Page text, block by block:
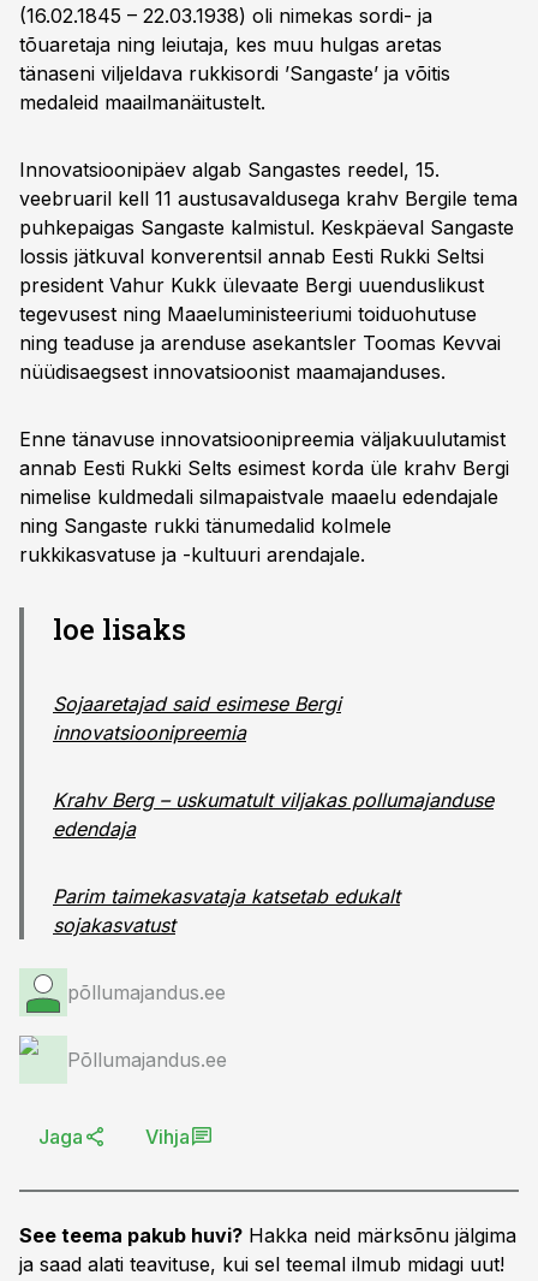
(16.02.1845 – 22.03.1938) oli nimekas sordi- ja
tõuaretaja ning leiutaja, kes muu hulgas aretas
tänaseni viljeldava rukkisordi ’Sangaste’ ja võitis
medaleid maailmanäitustelt.
Innovatsioonipäev algab Sangastes reedel, 15.
veebruaril kell 11 austusavaldusega krahv Bergile tema
puhkepaigas Sangaste kalmistul. Keskpäeval Sangaste
lossis jätkuval konverentsil annab Eesti Rukki Seltsi
president Vahur Kukk ülevaate Bergi uuenduslikust
tegevusest ning Maaeluministeeriumi toiduohutuse
ning teaduse ja arenduse asekantsler Toomas Kevvai
nüüdisaegsest innovatsioonist maamajanduses.
Enne tänavuse innovatsioonipreemia väljakuulutamist
annab Eesti Rukki Selts esimest korda üle krahv Bergi
nimelise kuldmedali silmapaistvale maaelu edendajale
ning Sangaste rukki tänumedalid kolmele
rukkikasvatuse ja -kultuuri arendajale.
loe lisaks
Sojaaretajad said esimese Bergi
innovatsioonipreemia
Krahv Berg – uskumatult viljakas pollumajanduse
edendaja
Parim taimekasvataja katsetab edukalt
sojakasvatust
põllumajandus.ee
Põllumajandus.ee
Jaga Vihja
See teema pakub huvi? Hakka neid märksõnu jälgima
ja saad alati teavituse, kui sel teemal ilmub midagi uut!